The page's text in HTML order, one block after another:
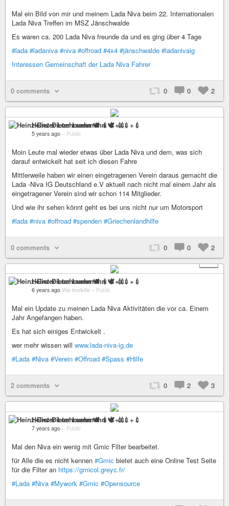
Mal ein Bild von mir und meinem Lada Niva beim 22. Internationalen
Lada Niva Treffen im MSZ Jänschwalde
Es waren ca. 200 Lada Niva freunde da und es ging über 4 Tage
#lada #ladaniva #niva #offroad #4x4 #jänschwalde #ladanivaig
Interessen Gemeinschaft der Lada Niva Fahrer
0 comments 0 0 2
Heinz-Dieter Luehmann 🕊 💉💉+💉
5 years ago – Public
Moin Leute mal wieder etwas über Lada Niva und dem, was sich
darauf entwickelt hat seit ich diesen Fahre
Mittlerweile haben wir einen eingetragenen Verein daraus gemacht die
Lada -Niva IG Deutschland e.V aktuell nach nicht mal einem Jahr als
eingetragener Verein sind wir schon 114 Mitglieder.
Und wie ihr sehen könnt geht es bei uns nicht nur um Motorsport
#lada #niva #offroad #spenden #Griechenlandhilfe
0 comments 0 0
2
+ 1
Heinz-Dieter Luehmann 🕊 💉💉+💉
6 years ago Via mobile – Public
Mal ein Update zu meinen Lada Niva Aktivitäten die vor ca. Einem
Jahr Angefangen haben.
Es hat sich einiges Entwickelt .
wer mehr wissen will www.lada-niva-ig.de
#Lada #Niva #Verein #Offroad #Spass #Hilfe
2 comments 0 2 3
Heinz-Dieter Luehmann 🕊 💉💉+💉
7 years ago – Public
Mal den Niva ein wenig mit Gmic Filter bearbeitet.
für Alle die es nicht kennen #Gmic bietet auch eine Online Test Seite
für die Filter an https://gmicol.greyc.fr/
#Lada #Niva #Mywork #Gmic #Opensource